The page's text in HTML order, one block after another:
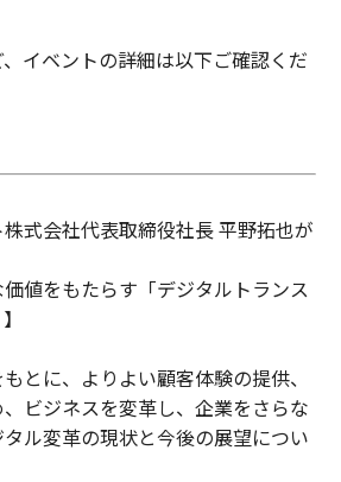
イベントの詳細は以下ご確認くだ
式会社代表取締役社長 平野拓也が
価値をもたらす「デジタルトランス
とに、よりよい顧客体験の提供、
ビジネスを変革し、企業をさらな
ル変革の現状と今後の展望につい